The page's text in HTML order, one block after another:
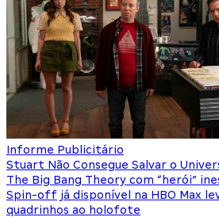
Informe Publicitário
Stuart Não Consegue Salvar o
The Big Bang Theory com “herói”
Spin-off já disponível na HBO Max
quadrinhos ao holofote